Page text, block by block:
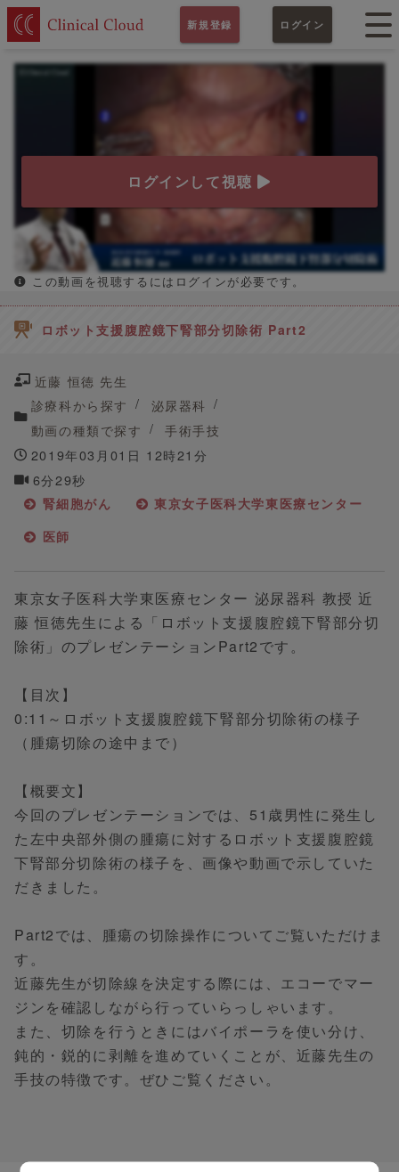
新規登録 ログイン
ログインして視聴
この動画を視聴するにはログインが必要です。
ロボット支援腹腔鏡下腎部分切除術 Part2
近藤 恒徳 先生
診療科から探す
泌尿器科
動画の種類で探す
手術手技
2019年03月01日 12時21分
6分29秒
腎細胞がん
東京女子医科大学東医療センター
医師
東京女子医科大学東医療センター 泌尿器科 教授 近
藤 恒徳先生による「ロボット支援腹腔鏡下腎部分切
除術」のプレゼンテーションPart2です。
【目次】
0:11～ロボット支援腹腔鏡下腎部分切除術の様子
（腫瘍切除の途中まで）
【概要文】
今回のプレゼンテーションでは、51歳男性に発生し
た左中央部外側の腫瘍に対するロボット支援腹腔鏡
下腎部分切除術の様子を、画像や動画で示していた
だきました。
Part2では、腫瘍の切除操作についてご覧いただけま
す。
近藤先生が切除線を決定する際には、エコーでマー
ジンを確認しながら行っていらっしゃいます。
また、切除を行うときにはバイポーラを使い分け、
鈍的・鋭的に剥離を進めていくことが、近藤先生の
手技の特徴です。ぜひご覧ください。